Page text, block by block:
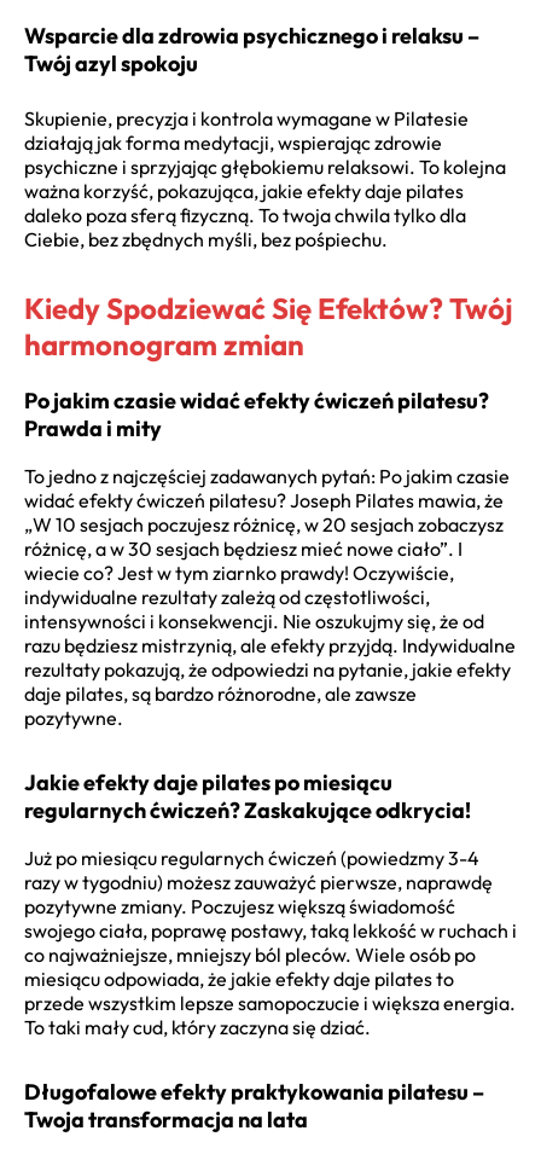
Wsparcie dla zdrowia psychicznego i relaksu –
Twój azyl spokoju
Skupienie, precyzja i kontrola wymagane w Pilatesie
działają jak forma medytacji, wspierając zdrowie
psychiczne i sprzyjając głębokiemu relaksowi. To kolejna
ważna korzyść, pokazująca, jakie efekty daje pilates
daleko poza sferą fizyczną. To twoja chwila tylko dla
Ciebie, bez zbędnych myśli, bez pośpiechu.
Kiedy Spodziewać Się Efektów? Twój
harmonogram zmian
Po jakim czasie widać efekty ćwiczeń pilatesu?
Prawda i mity
To jedno z najczęściej zadawanych pytań: Po jakim czasie
widać efekty ćwiczeń pilatesu? Joseph Pilates mawia, że
„W 10 sesjach poczujesz różnicę, w 20 sesjach zobaczysz
różnicę, a w 30 sesjach będziesz mieć nowe ciało”. I
wiecie co? Jest w tym ziarnko prawdy! Oczywiście,
indywidualne rezultaty zależą od częstotliwości,
intensywności i konsekwencji. Nie oszukujmy się, że od
razu będziesz mistrzynią, ale efekty przyjdą. Indywidualne
rezultaty pokazują, że odpowiedzi na pytanie, jakie efekty
daje pilates, są bardzo różnorodne, ale zawsze
pozytywne.
Jakie efekty daje pilates po miesiącu
regularnych ćwiczeń? Zaskakujące odkrycia!
Już po miesiącu regularnych ćwiczeń (powiedzmy 3-4
razy w tygodniu) możesz zauważyć pierwsze, naprawdę
pozytywne zmiany. Poczujesz większą świadomość
swojego ciała, poprawę postawy, taką lekkość w ruchach i
co najważniejsze, mniejszy ból pleców. Wiele osób po
miesiącu odpowiada, że jakie efekty daje pilates to
przede wszystkim lepsze samopoczucie i większa energia.
To taki mały cud, który zaczyna się dziać.
Długofalowe efekty praktykowania pilatesu –
Twoja transformacja na lata